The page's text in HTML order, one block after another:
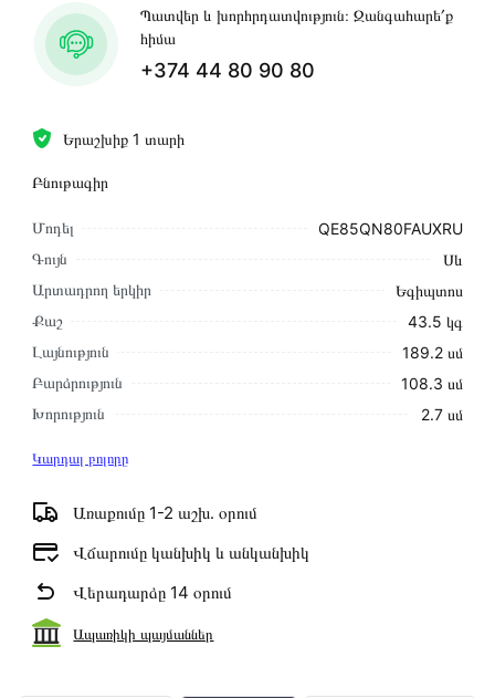
Երաշխիք 1 տարի
Բնութագիր
Մոդել
QE85QN80FAUXRU
Գույն
Սև
Արտադրող երկիր
Եգիպտոս
Քաշ
43.5 կգ
Լայնություն
189.2 սմ
Բարձրություն
108.3 սմ
Խորություն
2.7 սմ
Կարդալ բոլորը
Առաքումը 1-2 աշխ․ օրում
Վճարումը կանխիկ և անկանխիկ
Վերադարձը 14 օրում
Ապառիկի պայմաններ
Պատվեր և խորհրդատվություն։ Զանգահարե՛ք
հիմա
+374 44 80 90 80